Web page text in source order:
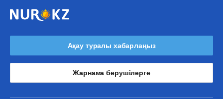
Ақау туралы хабарлаңыз
Жарнама берушілерге